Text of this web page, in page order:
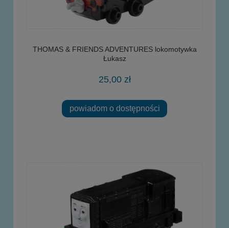
THOMAS & FRIENDS ADVENTURES lokomotywka
Łukasz
25,00 zł
powiadom o dostępności